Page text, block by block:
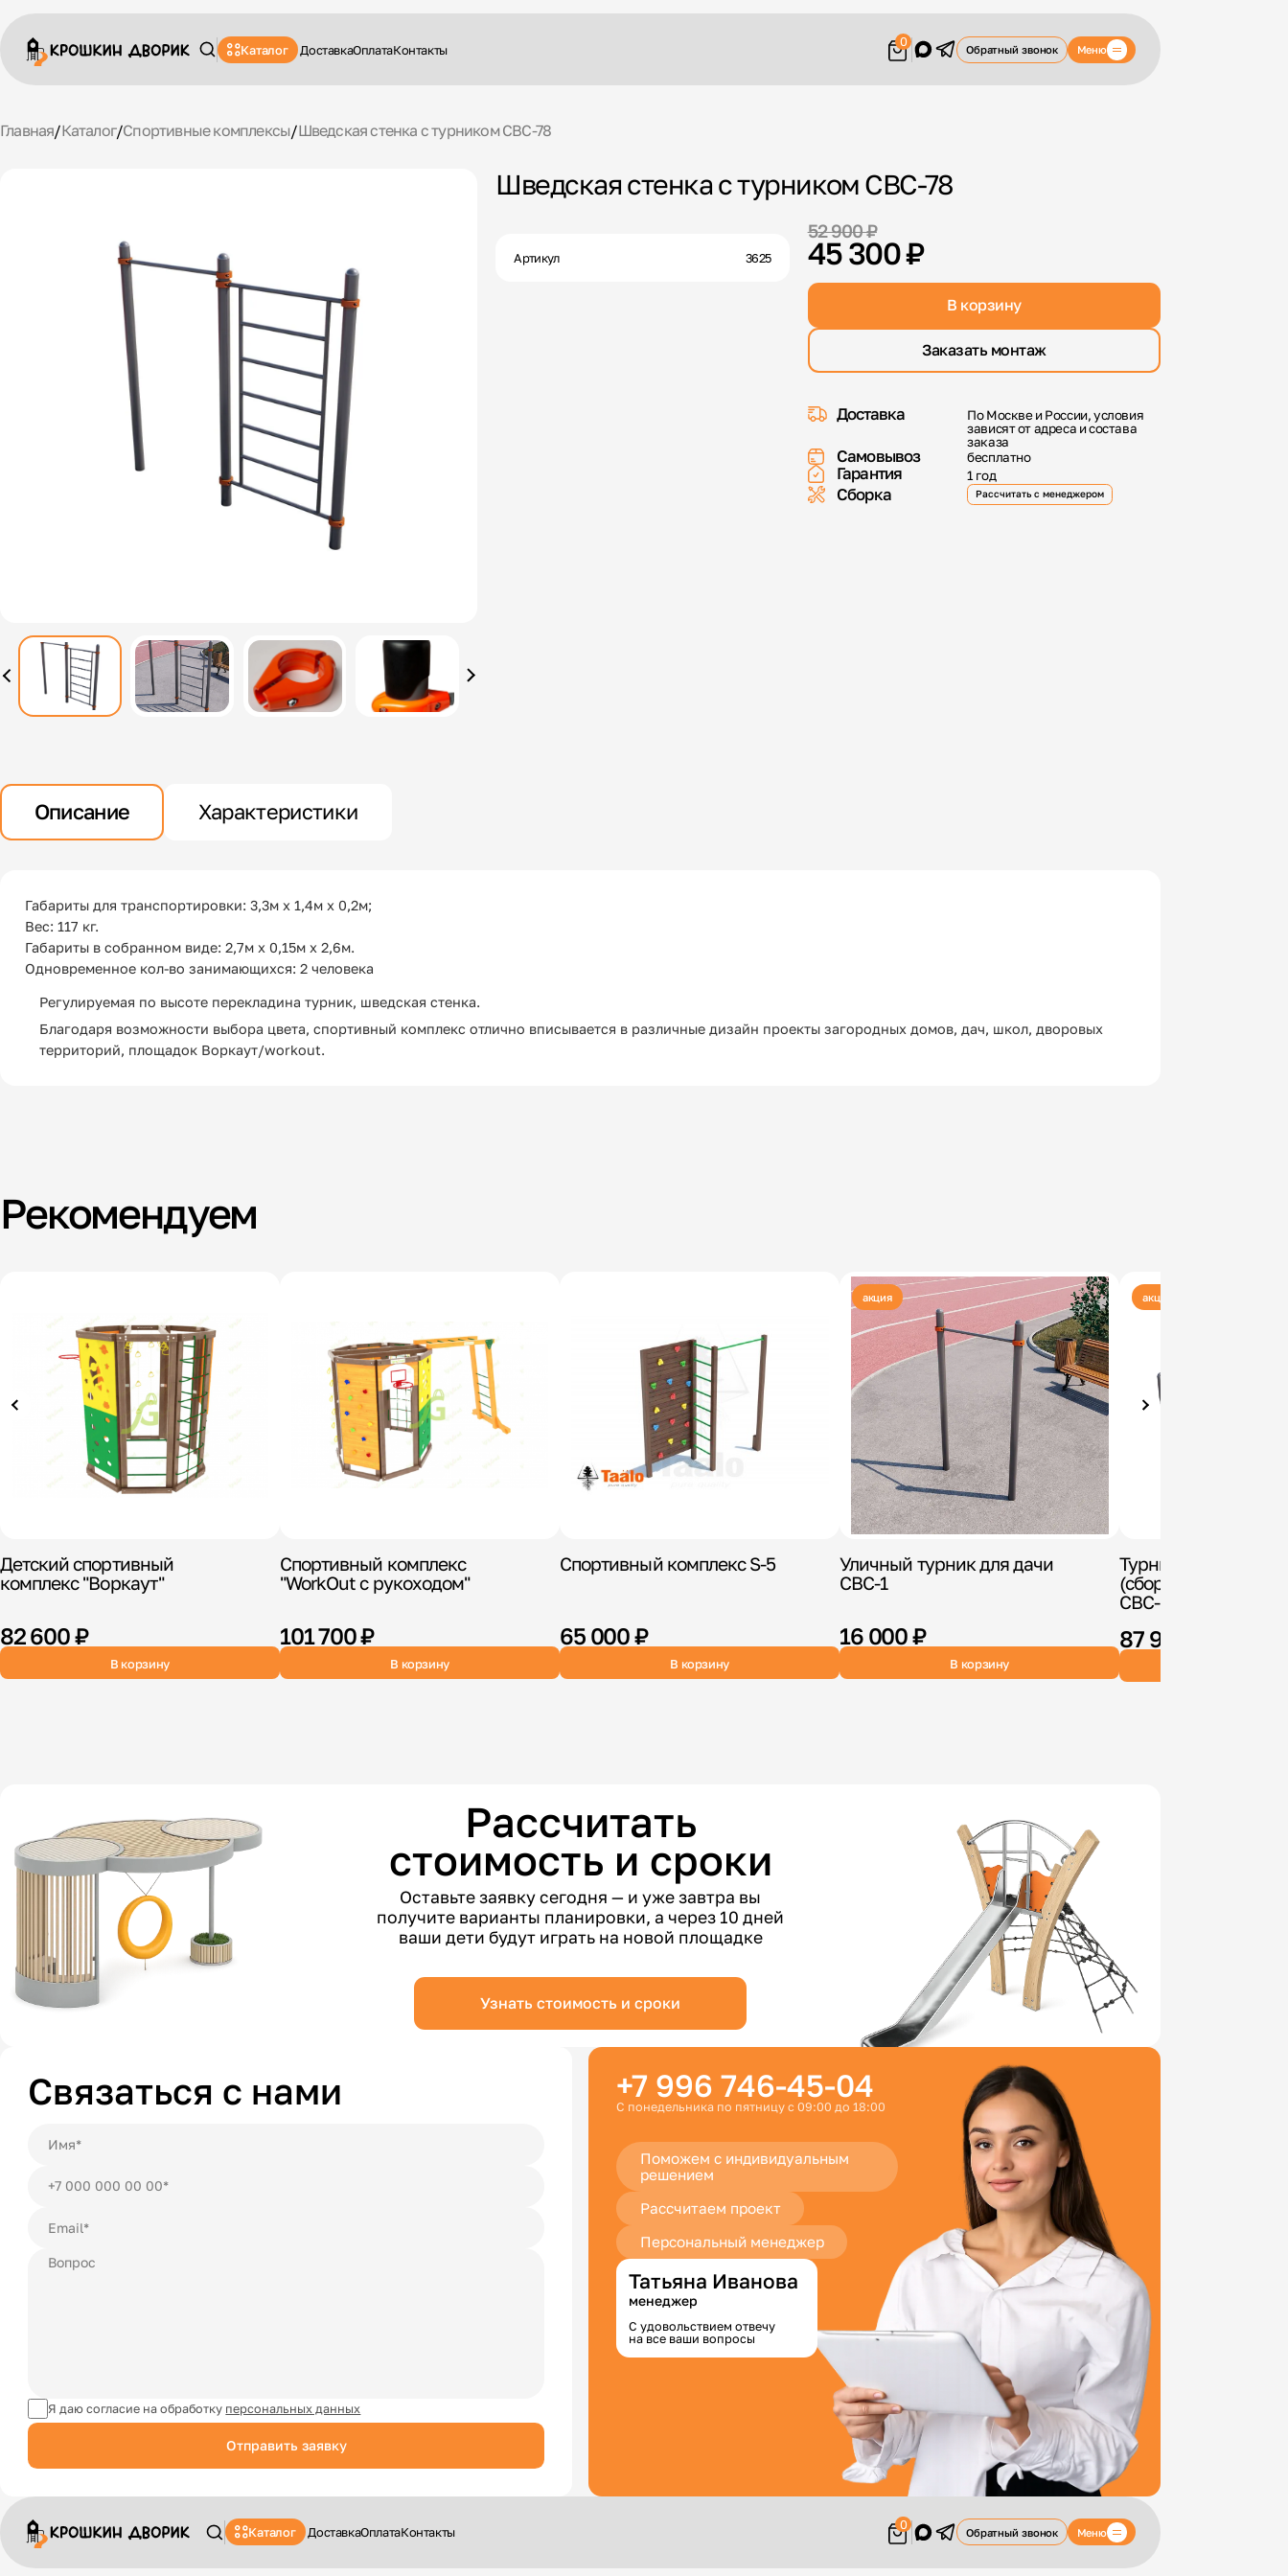
Каталог ДоставкаОплатаКонтакты
0
Обратный звонок Меню
Главная/Каталог/Спортивные комплексы/Шведская стенка с турником СВС-78
Шведская стенка с турником СВС-78
Артикул 3625
52 900 ₽
45 300 ₽
В корзину
Заказать монтаж
Доставка
По Москве и России, условия
зависят от адреса и состава
заказа
Самовывоз бесплатно
Гарантия 1 год
Сборка Рассчитать с менеджером
Описание Характеристики
Габариты для транспортировки: 3,3м х 1,4м х 0,2м;
Вес: 117 кг.
Габариты в собранном виде: 2,7м х 0,15м х 2,6м.
Одновременное кол-во занимающихся: 2 человека
Регулируемая по высоте перекладина турник, шведская стенка.
Благодаря возможности выбора цвета, спортивный комплекс отлично вписывается в различные дизайн проекты загородных домов, дач, школ, дворовых
территорий, площадок Воркаут/workout.
Рекомендуем
Детский спортивный
комплекс "Воркаут"
82 600 ₽
В корзину
Спортивный комплекс
"WorkOut с рукоходом"
101 700 ₽
В корзину
Спортивный комплекс S-5
65 000 ₽
В корзину
акция
Уличный турник для дачи
СВС-1
16 000 ₽
В корзину
акция
Турник мобильный
(сборно-разборный)
СВС-69
87 900 ₽
Рассчитать
стоимость и сроки
Оставьте заявку сегодня — и уже завтра вы
получите варианты планировки, а через 10 дней
ваши дети будут играть на новой площадке
Узнать стоимость и сроки
Связаться с нами
Я даю согласие на обработку персональных данных
Отправить заявку
+7 996 746-45-04
С понедельника по пятницу с 09:00 до 18:00
Поможем с индивидуальным
решением
Рассчитаем проект
Персональный менеджер
Татьяна Иванова
менеджер
С удовольствием отвечу
на все ваши вопросы
Каталог ДоставкаОплатаКонтакты
0
Обратный звонок Меню